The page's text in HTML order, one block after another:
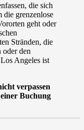
die sich
die grenzenlose
geht oder
Stränden, die
den
Angeles ist
verpassen
Buchung